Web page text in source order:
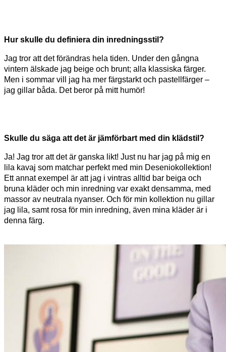
Hur skulle du definiera din inredningsstil?
Jag tror att det förändras hela tiden. Under den gångna
vintern älskade jag beige och brunt; alla klassiska färger.
Men i sommar vill jag ha mer färgstarkt och pastellfärger –
jag gillar båda. Det beror på mitt humör!
Skulle du säga att det är jämförbart med din klädstil?
Ja! Jag tror att det är ganska likt! Just nu har jag på mig en
lila kavaj som matchar perfekt med min Deseniokollektion!
Ett annat exempel är att jag i vintras alltid bar beiga och
bruna kläder och min inredning var exakt densamma, med
massor av neutrala nyanser. Och för min kollektion nu gillar
jag lila, samt rosa för min inredning, även mina kläder är i
denna färg.